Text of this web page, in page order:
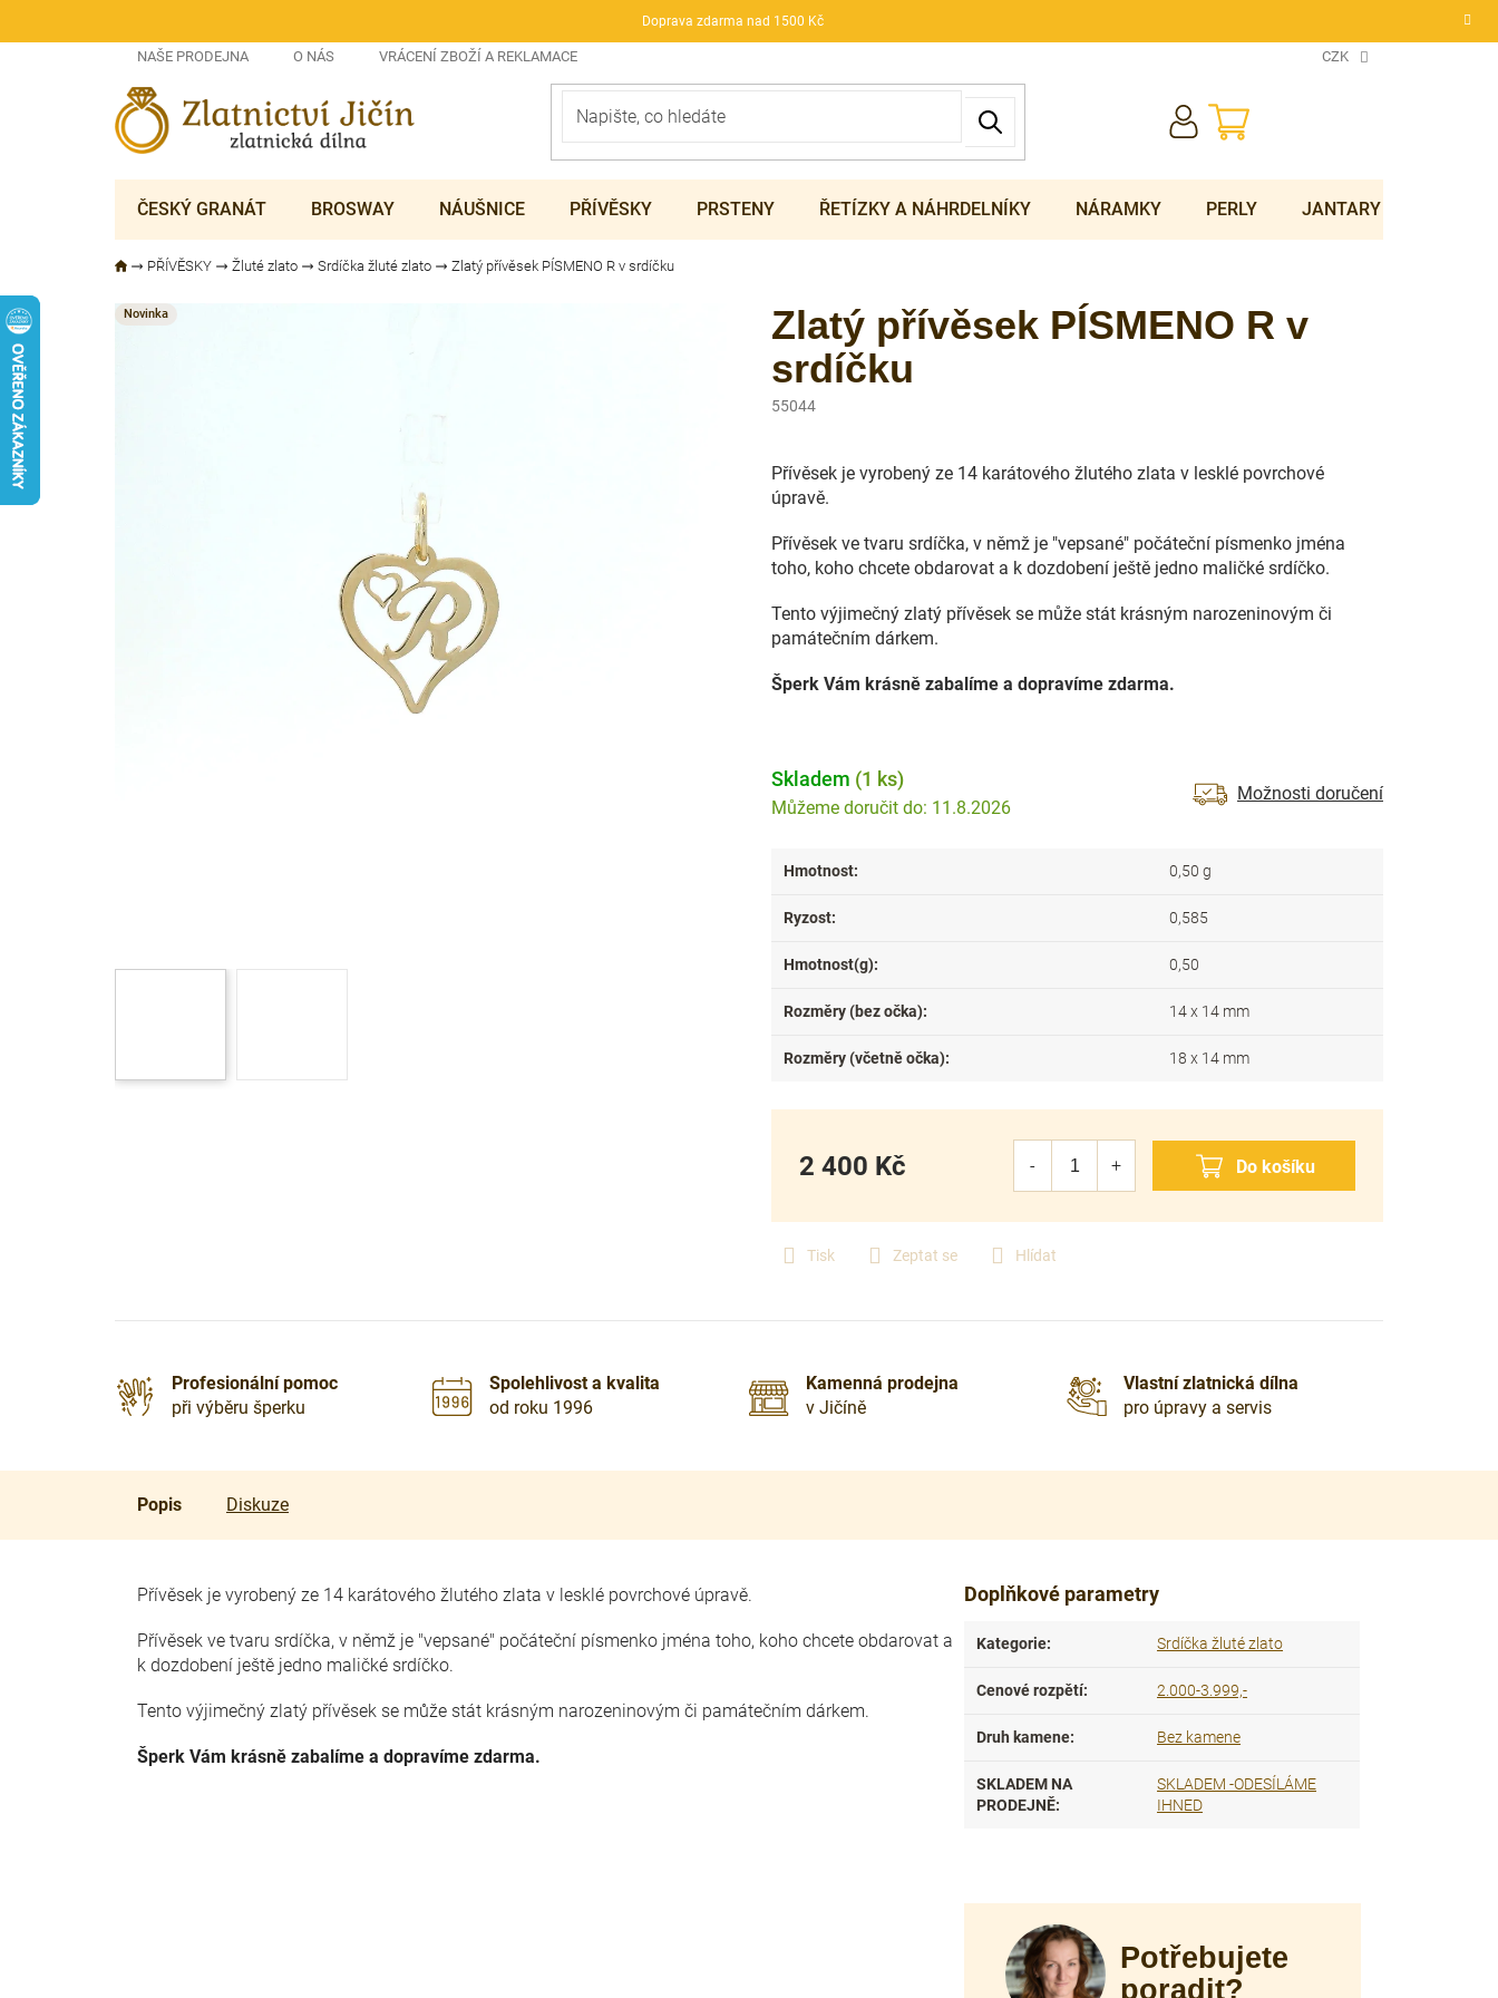
Doprava zdarma nad 1500 Kč
NAŠE PRODEJNA O NÁS VRÁCENÍ ZBOŽÍ A REKLAMACE CZK
NÁKUPNÍ
KOŠÍK
ČESKÝ GRANÁT BROSWAY NÁUŠNICE PŘÍVĚSKY PRSTENY ŘETÍZKY A NÁHRDELNÍKY NÁRAMKY PERLY JANTARY
PŘÍVĚSKY Žluté zlato Srdíčka žluté zlato Zlatý přívěsek PÍSMENO R v srdíčku
Novinka
Přívěsek je vyrobený ze 14 karátového žlutého zlata v lesklé povrchové
úpravě.
Přívěsek ve tvaru srdíčka, v němž je "vepsané" počáteční písmenko jména
toho, koho chcete obdarovat a k dozdobení ještě jedno maličké srdíčko.
Tento výjimečný zlatý přívěsek se může stát krásným narozeninovým či
památečním dárkem.
Šperk Vám krásně zabalíme a dopravíme zdarma.
Tisk Zeptat se Hlídat
Zlatý přívěsek PÍSMENO R v
srdíčku
55044
Skladem (1 ks)
11.8.2026
Možnosti doručení
2 400 Kč
Hmotnost: 0,50 g
Ryzost: 0,585
Hmotnost(g): 0,50
Rozměry (bez očka): 14 x 14 mm
Rozměry (včetně očka): 18 x 14 mm
Profesionální pomoc
při výběru šperku
Spolehlivost a kvalita
od roku 1996
Kamenná prodejna
v Jičíně
Vlastní zlatnická dílna
pro úpravy a servis
Popis Diskuze
Přívěsek je vyrobený ze 14 karátového žlutého zlata v lesklé povrchové úpravě.
Přívěsek ve tvaru srdíčka, v němž je "vepsané" počáteční písmenko jména toho, koho chcete obdarovat a
k dozdobení ještě jedno maličké srdíčko.
Tento výjimečný zlatý přívěsek se může stát krásným narozeninovým či památečním dárkem.
Šperk Vám krásně zabalíme a dopravíme zdarma.
Doplňkové parametry
Kategorie: Srdíčka žluté zlato
Cenové rozpětí: 2.000-3.999,-
Druh kamene: Bez kamene
SKLADEM NA
PRODEJNĚ:
SKLADEM -ODESÍLÁME
IHNED
Potřebujete
poradit?